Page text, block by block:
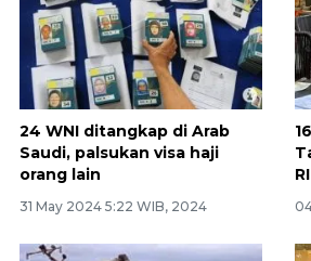
24 WNI ditangkap di Arab
Saudi, palsukan visa haji
orang lain
31 May 2024 5:22 WIB, 2024
RI